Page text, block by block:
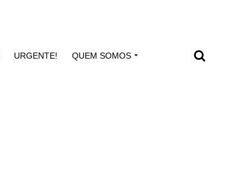
URGENTE! QUEM SOMOS